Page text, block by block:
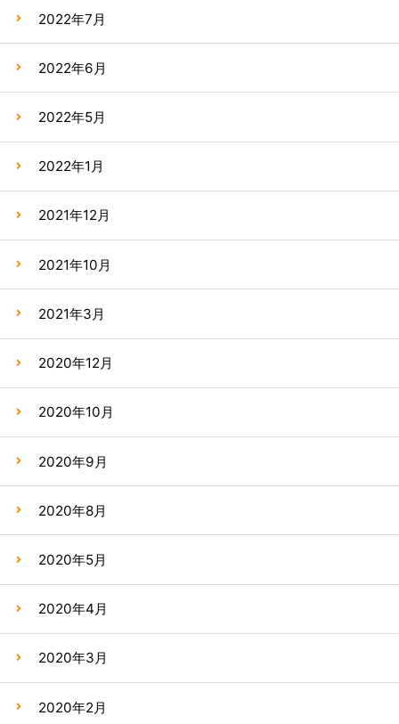
2022年7月
2022年6月
2022年5月
2022年1月
2021年12月
2021年10月
2021年3月
2020年12月
2020年10月
2020年9月
2020年8月
2020年5月
2020年4月
2020年3月
2020年2月